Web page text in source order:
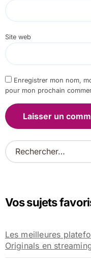
Site web
Enregistrer mon nom,
pour mon prochain
R
e
r
e
r
Vos sujets
Les meilleures
Originals en